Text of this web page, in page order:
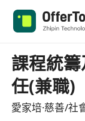
課程統
任(兼職)
愛家培·慈善/社